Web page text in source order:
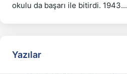
okulu da başarı ile bitirdi.
Yazılar